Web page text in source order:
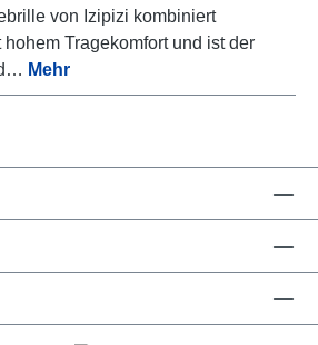
von Izipizi kombiniert
Tragekomfort und ist der
Mehr